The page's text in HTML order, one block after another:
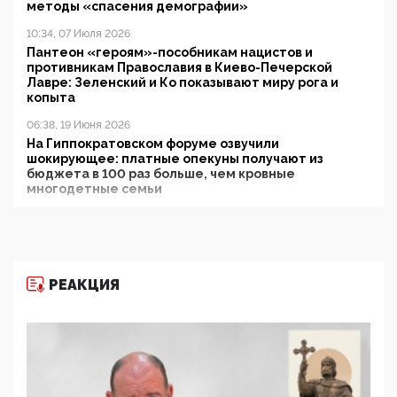
методы «спасения демографии»
10:34, 07 Июля 2026
Пантеон «героям»-пособникам нацистов и
противникам Православия в Киево-Печерской
Лавре: Зеленский и Ко показывают миру рога и
копыта
06:38, 19 Июня 2026
На Гиппократовском форуме озвучили
шокирующее: платные опекуны получают из
бюджета в 100 раз больше, чем кровные
многодетные семьи
11:53, 09 Июня 2026
деятельность ИИТО ЮНЕСКО в России, но
цифроглобалисты продолжают определять
повестку в образовании
09:43, 01 Июня 2026
РЕАКЦИЯ